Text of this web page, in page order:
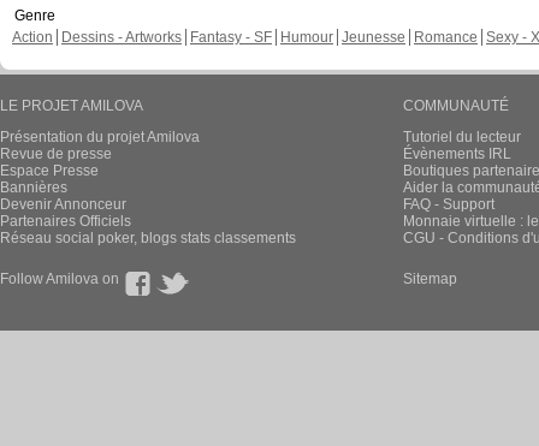
Genre
Action
Dessins - Artworks Fantasy - SF Humour Jeunesse Romance Sexy -
LE PROJET AMILOVA
Présentation du projet Amilova
Revue de presse
Espace Presse
Bannières
Devenir Annonceur
Partenaires Officiels
Réseau social poker, blogs stats classements
COMMUNAUTÉ
Tutoriel du lecteur
Évènements IRL
Boutiques
Aider la
FAQ - Support
Monnaie virtuelle :
CGU - Conditions
Follow Amilova on Sitemap